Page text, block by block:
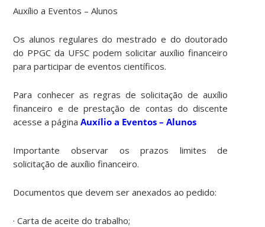
Auxílio a Eventos – Alunos
Os alunos regulares do mestrado e do doutorado
do PPGC da UFSC podem solicitar auxílio financeiro
para participar de eventos científicos.
Para conhecer as regras de solicitação de auxílio
financeiro e de prestação de contas do discente
acesse a páginaAuxílio a Eventos – Alunos
Importante observar os prazos limites de
solicitação de auxílio financeiro.
Documentos que devem ser anexados ao pedido:
· Carta de aceite do trabalho;